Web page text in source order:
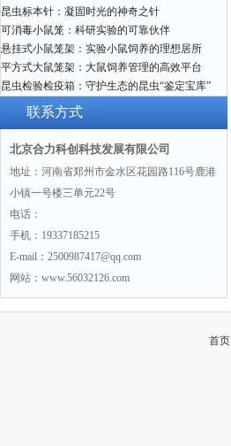
昆虫标本针：凝固时光的神奇之针
可消毒小鼠笼：科研实验的可靠伙伴
悬挂式小鼠笼架：实验小鼠饲养的理想居所
平方式大鼠笼架：大鼠饲养管理的高效平台
昆虫检验检疫箱：守护生态的昆虫“鉴定宝库”
联系方式
北京合力科创科技发展有限公司
地址：河南省郑州市金水区花园路116号鹿港
小镇一号楼三单元22号
电话：
手机：19337185215
E-mail：2500987417@qq.com
网站：www.56032126.com
首页